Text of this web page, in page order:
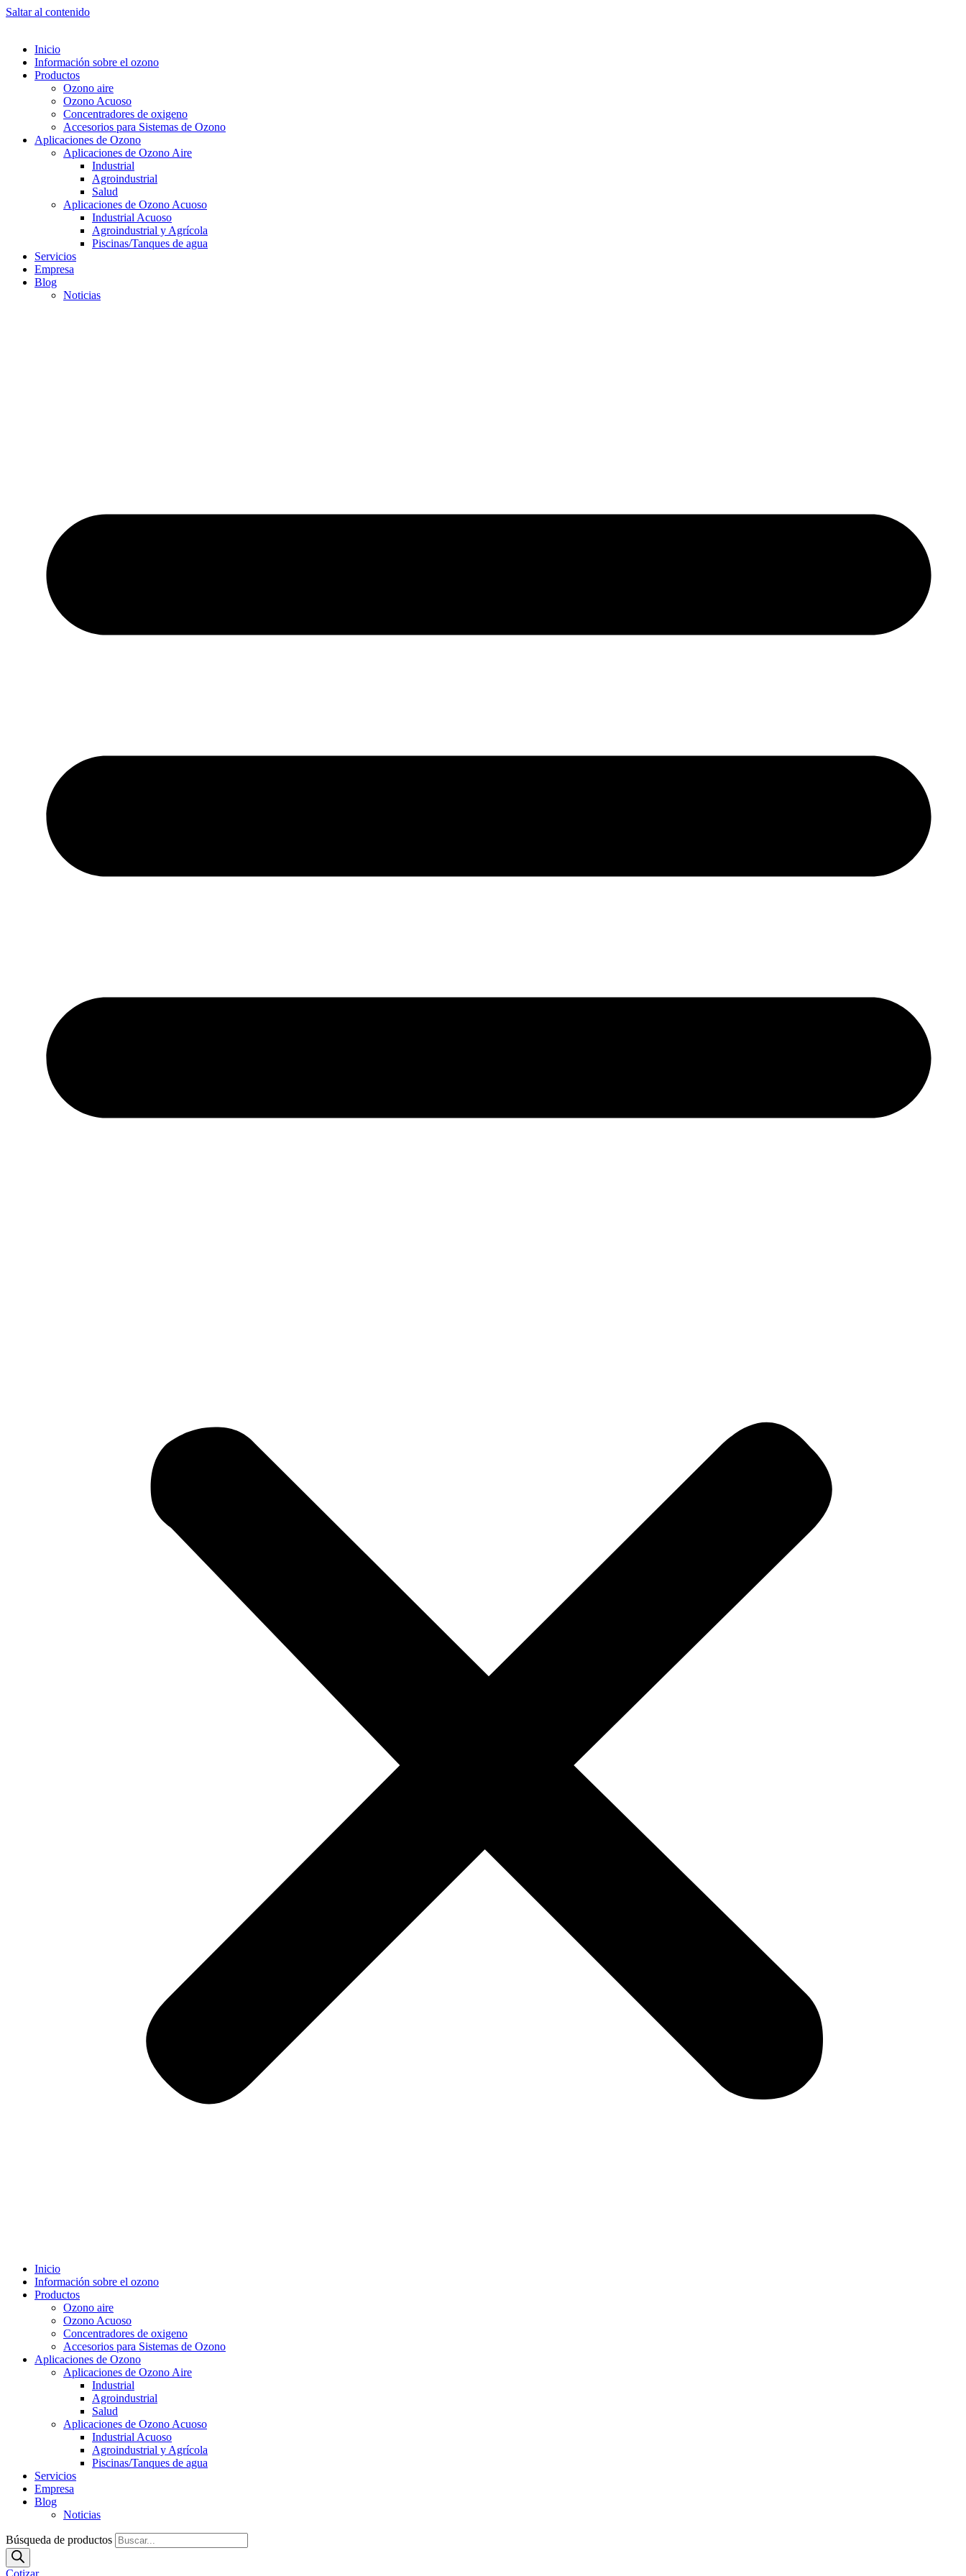
Saltar al contenido
Inicio
Información sobre el ozono
Productos
Ozono aire
Ozono Acuoso
Concentradores de oxigeno
Accesorios para Sistemas de Ozono
Aplicaciones de Ozono
Aplicaciones de Ozono Aire
Industrial
Agroindustrial
Salud
Aplicaciones de Ozono Acuoso
Industrial Acuoso
Agroindustrial y Agrícola
Piscinas/Tanques de agua
Servicios
Empresa
Blog
Noticias
Inicio
Información sobre el ozono
Productos
Ozono aire
Ozono Acuoso
Concentradores de oxigeno
Accesorios para Sistemas de Ozono
Aplicaciones de Ozono
Aplicaciones de Ozono Aire
Industrial
Agroindustrial
Salud
Aplicaciones de Ozono Acuoso
Industrial Acuoso
Agroindustrial y Agrícola
Piscinas/Tanques de agua
Servicios
Empresa
Blog
Noticias
Búsqueda de productos
Cotizar